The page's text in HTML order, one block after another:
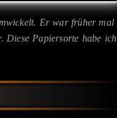
Er war früher mal
Diese Papiersorte habe ich